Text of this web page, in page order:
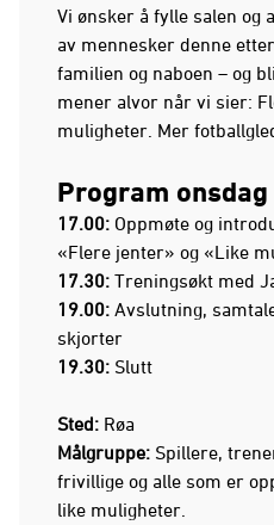
Vi ønsker å fylle salen og
av mennesker denne
familien og naboen – og
mener alvor når vi sier:
muligheter. Mer
Program onsdag
17.00: Oppmøte og
«Flere jenter» og «Like
17.30: Treningsøkt med
19.00: Avslutning,
skjorter
19.30: Slutt
Sted: Røa
Målgruppe: Spillere,
frivillige og alle som er
like muligheter.